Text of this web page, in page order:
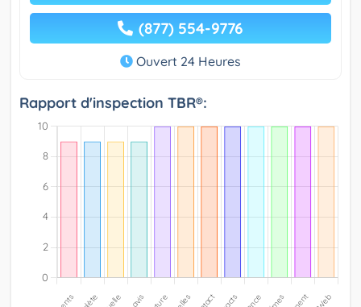
(877) 554-9776
Ouvert 24 Heures
Rapport d'inspection TBR®: